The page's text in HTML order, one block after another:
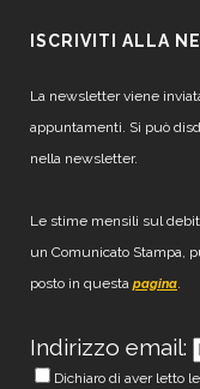
ISCRIVITI ALLA
La newsletter viene
appuntamenti. Si può
nella newsletter.
Le stime mensili sul
un Comunicato Stampa,
posto in questa pagina.
Indirizzo email:
Dichiaro di aver letto